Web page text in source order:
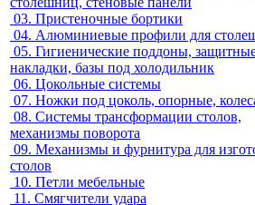
03. Пристеночные бортики
04. Алюминиевые профили для
05. Гигиенические поддоны,
накладки, базы под холодильник
06. Цокольные системы
07. Ножки под цоколь, опорные,
08. Системы трансформации столов,
механизмы поворота
09. Механизмы и фурнитура для
столов
10. Петли мебельные
11. Смягчители удара